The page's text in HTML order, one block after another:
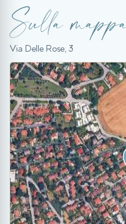
Sulla
Via Delle Rose, 3